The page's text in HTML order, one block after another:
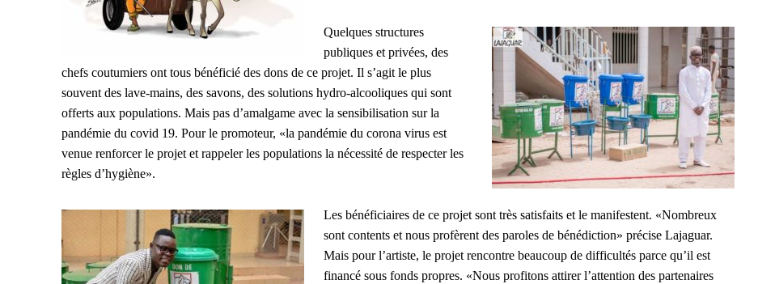
Quelques structures
publiques et privées, des
chefs coutumiers ont tous bénéficié des dons de ce projet. Il s’agit le plus
souvent des lave-mains, des savons, des solutions hydro-alcooliques qui sont
offerts aux populations. Mais pas d’amalgame avec la sensibilisation sur la
pandémie du covid 19. Pour le promoteur, «la pandémie du corona virus est
venue renforcer le projet et rappeler les populations la nécessité de respecter les
règles d’hygiène».
Les bénéficiaires de ce projet sont très satisfaits et le manifestent. «Nombreux
sont contents et nous profèrent des paroles de bénédiction» précise Lajaguar.
Mais pour l’artiste, le projet rencontre beaucoup de difficultés parce qu’il est
financé sous fonds propres. «Nous profitons attirer l’attention des partenaires